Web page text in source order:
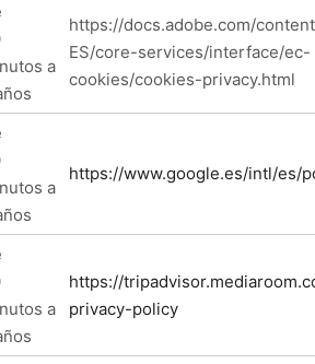
a
https://docs.adobe.com/
ES/core-services/interface/ec-
cookies/cookies-privacy.html
a
https://www.google.es/intl/es/
a
https://
privacy-policy